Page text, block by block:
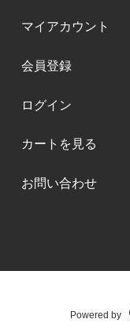
マイアカウント
会員登録
ログイン
カートを見る
お問い合わせ
Powered by